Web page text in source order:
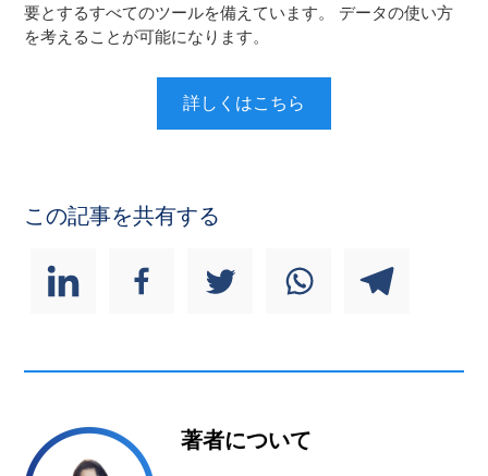
要とするすべてのツールを備えています。 データの使い方
を考えることが可能になります。
詳しくはこちら
この記事を共有する
著者について